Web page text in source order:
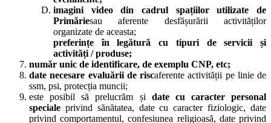
imagini video din cadrul spațiilor utilizate de
Primăriesau aferente desfășurării activităților
organizate de aceasta;
preferințe în legătură cu tipuri de servicii și
activități /produse;
număr unic de identificare, de exemplu CNP, etc;
date necesare evaluării de riscaferente activității pe linie de
ssm, psi, protecția muncii;
este posibil să prelucrăm și date cu caracter personal
speciale privind sănătatea, date cu caracter fiziologic, date
privind comportamentul, confesiunea religioasă, date privind